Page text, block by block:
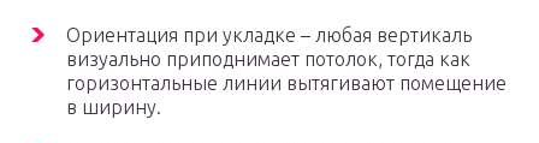
Ориентация при укладке – любая вертикаль
визуально приподнимает потолок, тогда как
горизонтальные линии вытягивают помещение
в ширину.